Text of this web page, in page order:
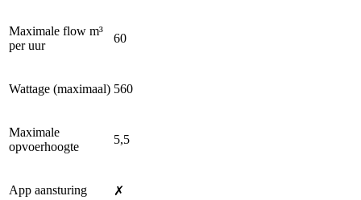
Maximale flow m³
per uur
60
Wattage (maximaal) 560
Maximale
opvoerhoogte
5,5
App aansturing ✗